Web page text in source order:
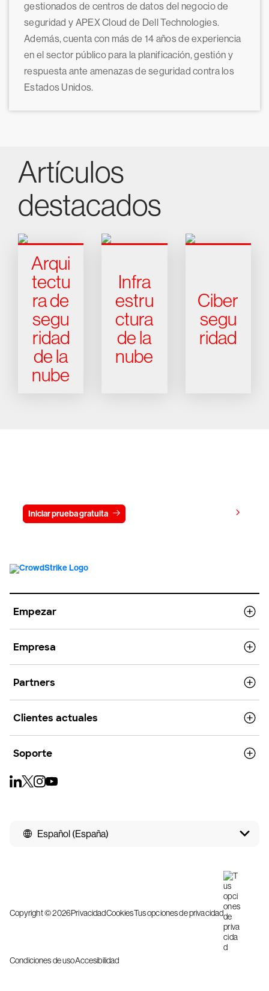
gestionados de centros de datos del negocio de
seguridad y APEX Cloud de Dell Technologies.
Además, cuenta con más de 14 años de experiencia
en el sector público para la planificación, gestión y
respuesta ante amenazas de seguridad contra los
Estados Unidos.
Artículos
destacados
Arqui
tectu
ra de
segu
ridad
de la
nube
Infra
estru
ctura
de la
nube
Ciber
segu
ridad
Iniciar prueba gratuita
Empezar
Empresa
Partners
Clientes actuales
Soporte
Español (España)
Copyright © 2026PrivacidadCookiesTus opciones de privacidad
Condiciones de usoAccesibilidad